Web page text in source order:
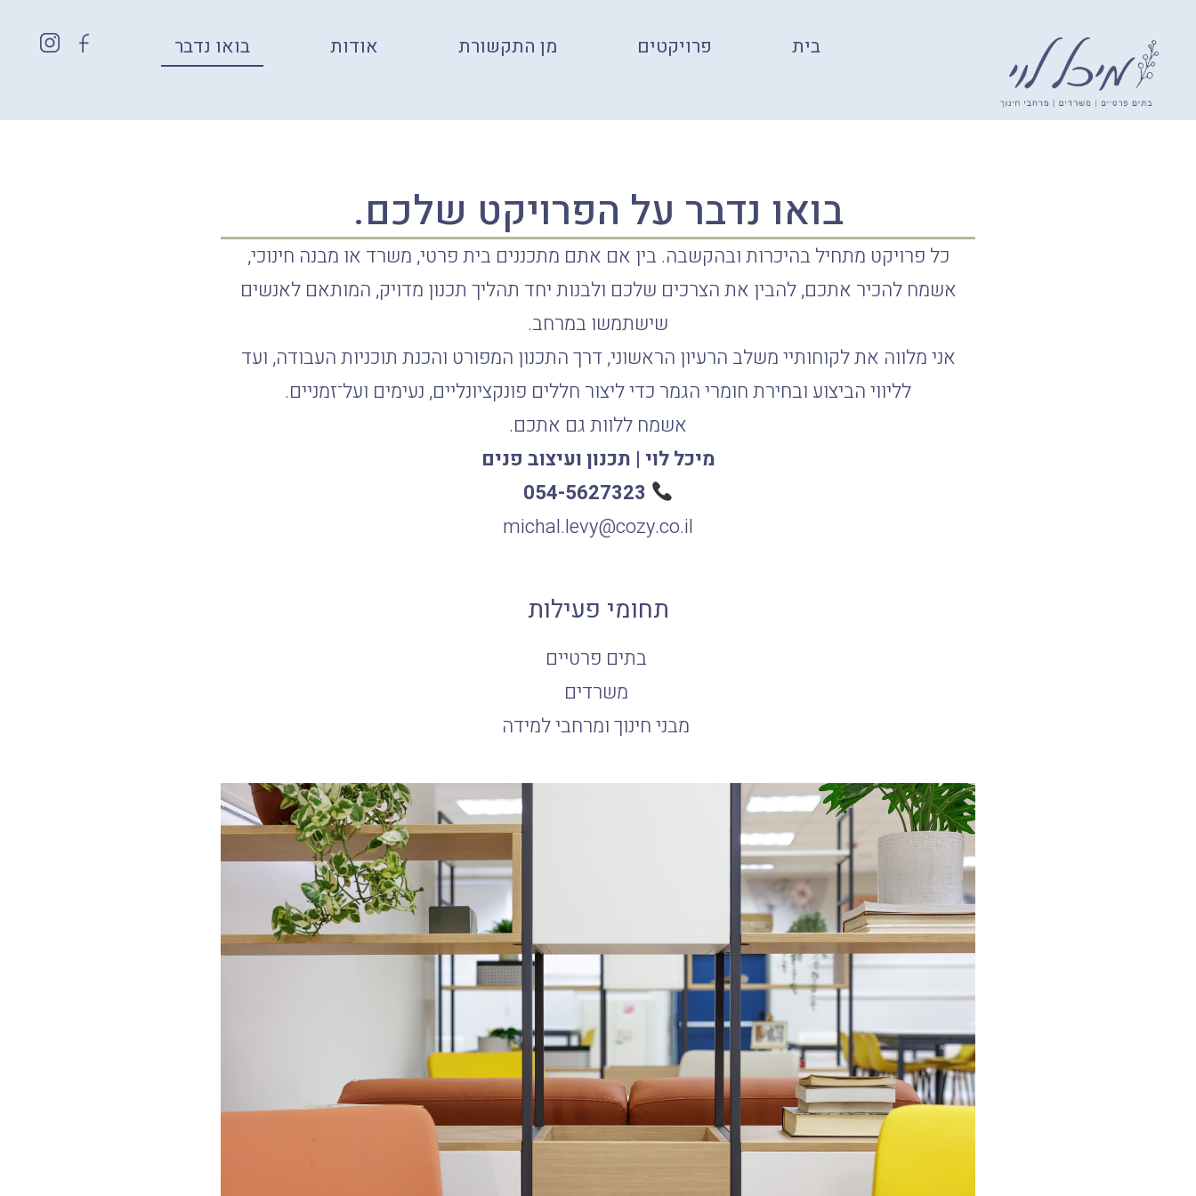
בית פרויקטים מן התקשורת אודות בואו נדבר
בואו נדבר על הפרויקט שלכם.
כל פרויקט מתחיל בהיכרות ובהקשבה. בין אם אתם מתכננים בית פרטי, משרד או מבנה חינוכי,
אשמח להכיר אתכם, להבין את הצרכים שלכם ולבנות יחד תהליך תכנון מדויק, המותאם לאנשים
שישתמשו במרחב.
אני מלווה את לקוחותיי משלב הרעיון הראשוני, דרך התכנון המפורט והכנת תוכניות העבודה, ועד
לליווי הביצוע ובחירת חומרי הגמר כדי ליצור חללים פונקציונליים, נעימים ועל־זמניים.
אשמח ללוות גם אתכם.
מיכל לוי | תכנון ועיצוב פנים
michal.levy@cozy.co.il
תחומי פעילות
בתים פרטיים
משרדים
מבני חינוך ומרחבי למידה